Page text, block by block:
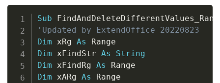
Sub
'Updated by ExtendOffice 20220823
Dim xRg As
Dim xFindStr As
String
Dim xFindRg As
Dim xARg As
Copy